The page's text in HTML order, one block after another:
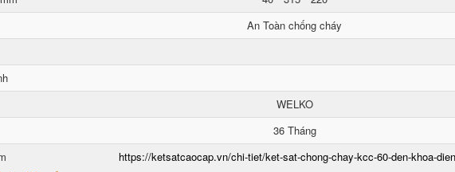
An Toàn chống cháy
WELKO
36 Tháng
https://ketsatcaocap.vn/chi-tiet/ket-sat-chong-chay-kcc-60-den-khoa-